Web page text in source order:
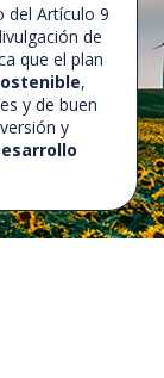
del Artículo 9
de
que el plan
,
y de buen
y